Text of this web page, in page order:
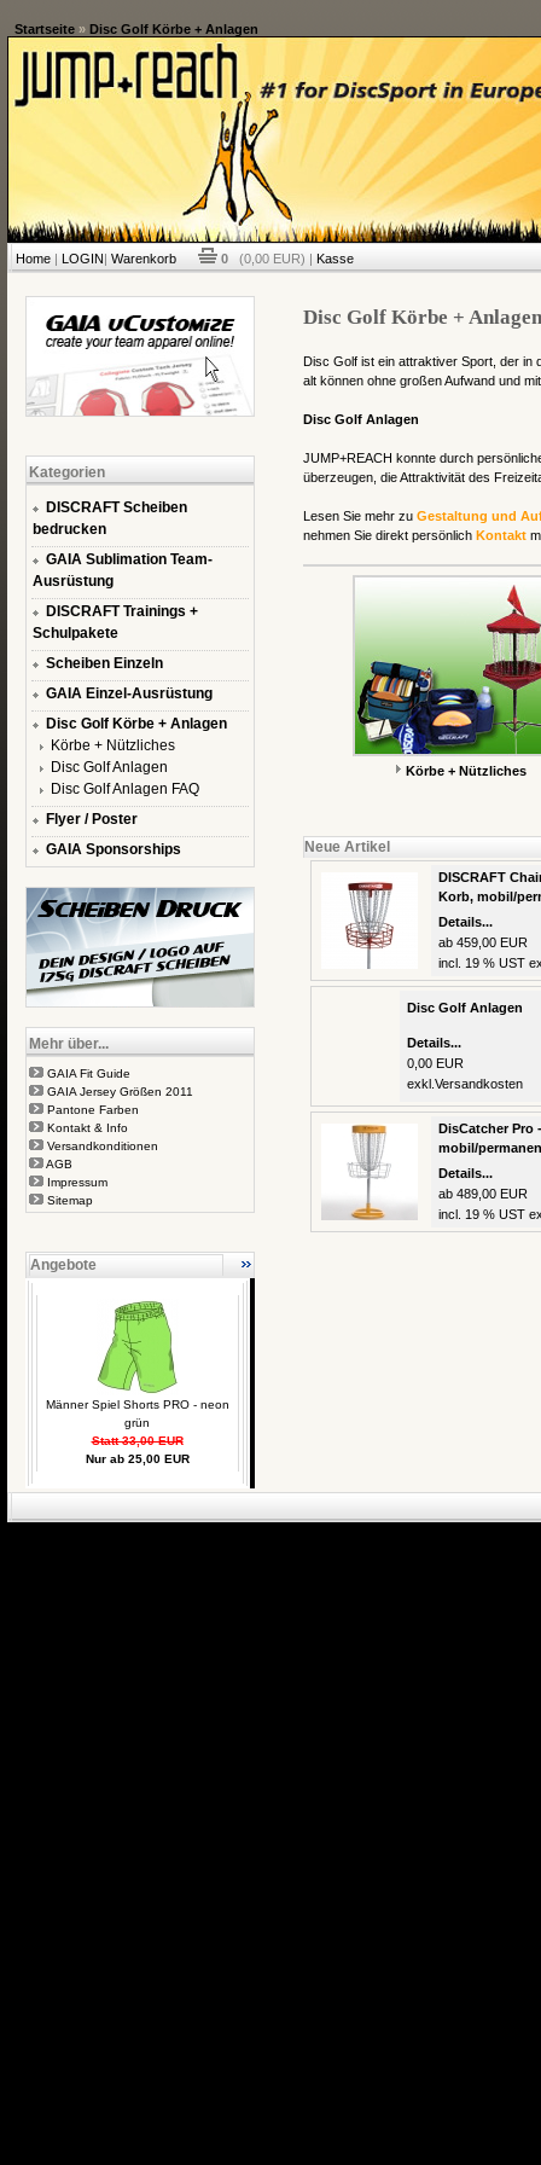
Startseite» Disc Golf Körbe + Anlagen
Home| LOGIN| Warenkorb 0 (0,00 EUR) | Kasse
Kategorien
DISCRAFT Scheiben
bedrucken
GAIA Sublimation Team-
Ausrüstung
DISCRAFT Trainings +
Schulpakete
Scheiben Einzeln
GAIA Einzel-Ausrüstung
Disc Golf Körbe + Anlagen
Körbe + Nützliches
Disc Golf Anlagen
Disc Golf Anlagen FAQ
Flyer / Poster
GAIA Sponsorships
Mehr über...
GAIA Fit Guide
GAIA Jersey Größen 2011
Pantone Farben
Kontakt & Info
Versandkonditionen
AGB
Impressum
Sitemap
Angebote
Männer Spiel Shorts PRO - neon
grün
Statt 33,00 EUR
Nur ab 25,00 EUR
Disc Golf Körbe + Anlagen
Disc Golf ist ein attraktiver Sport, der in
alt können ohne großen Aufwand und
Disc Golf Anlagen
JUMP+REACH konnte durch
überzeugen, die Attraktivität des
Lesen Sie mehr zu Gestaltung und
nehmen Sie direkt persönlich Kontakt
Körbe + Nützliches
Neue Artikel
DISCRAFT
Korb, mobil/
Details...
ab 459,00 EUR
incl. 19 % UST
Disc Golf Anlagen
Details...
0,00 EUR
exkl. Versandkosten
DisCatcher Pro
mobil/
Details...
ab 489,00 EUR
incl. 19 % UST